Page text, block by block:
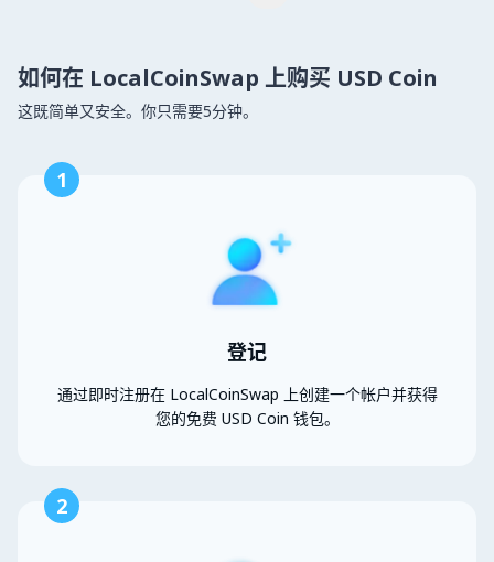
如何在 LocalCoinSwap 上购买 USD Coin
这既简单又安全。你只需要5分钟。
1
登记
通过即时注册在 LocalCoinSwap 上创建一个帐户并获得
您的免费 USD Coin 钱包。
2